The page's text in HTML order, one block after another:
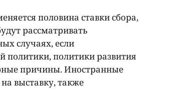
половина ставки сбора,
рассматривать
случаях, если
политики развития
причины. Иностранные
выставку, также